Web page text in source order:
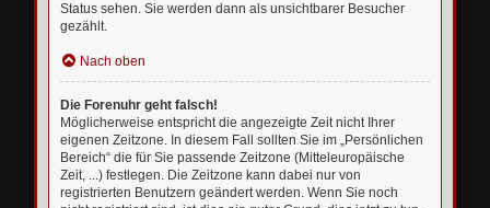
Status sehen. Sie werden dann als unsichtbarer Besucher
gezählt.
Nach oben
Die Forenuhr geht falsch!
Möglicherweise entspricht die angezeigte Zeit nicht Ihrer
eigenen Zeitzone. In diesem Fall sollten Sie im „Persönlichen
Bereich“ die für Sie passende Zeitzone (Mitteleuropäische
Zeit, ...) festlegen. Die Zeitzone kann dabei nur von
registrierten Benutzern geändert werden. Wenn Sie noch